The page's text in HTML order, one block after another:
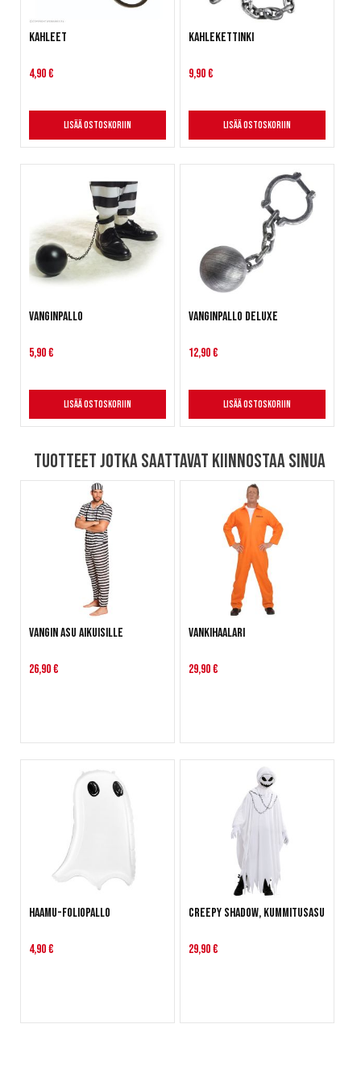
Kahleet
4,90 €
Lisää ostoskoriin
Kahlekettinki
9,90 €
Lisää ostoskoriin
Vanginpallo
5,90 €
Lisää ostoskoriin
Vanginpallo deluxe
12,90 €
Lisää ostoskoriin
Tuotteet jotka saattavat kiinnostaa sinua
Vangin asu aikuisille
26,90 €
Vankihaalari
29,90 €
Haamu-foliopallo
4,90 €
Creepy Shadow, kummitusasu
29,90 €